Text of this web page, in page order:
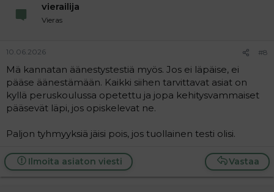
vierailija
Vieras
10.06.2026 #8
Mä kannatan äänestystestiä myös. Jos ei läpäise, ei
pääse äänestämään. Kaikki siihen tarvittavat asiat on
kyllä peruskoulussa opetettu ja jopa kehitysvammaiset
pääsevät läpi, jos opiskelevat ne.
Paljon tyhmyyksiä jäisi pois, jos tuollainen testi olisi.
Vastaa
Ilmoita asiaton viesti